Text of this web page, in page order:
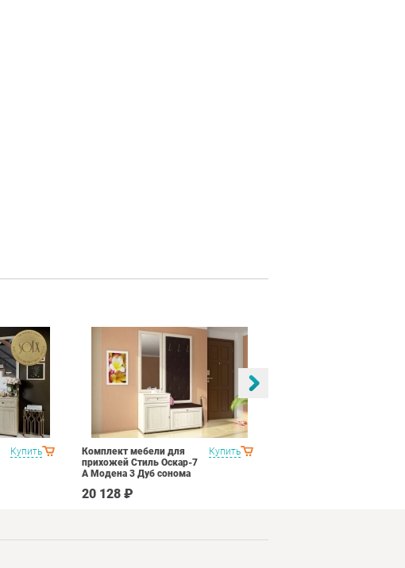
Купить Купить
Комплект мебели для
прихожей Стиль Оскар-7
А Модена 3 Дуб сонома
20 128 ₽